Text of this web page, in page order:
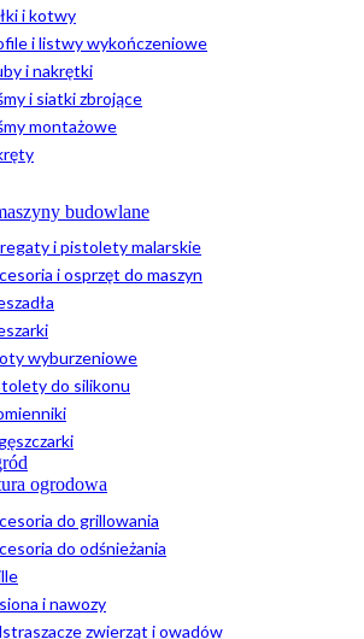
i kotwy
i listwy wykończeniowe
i nakrętki
i siatki zbrojące
montażowe
budowlane
i pistolety malarskie
i osprzęt do maszyn
wyburzeniowe
do silikonu
ogrodowa
do grillowania
do odśnieżania
i nawozy
zwierząt i owadów